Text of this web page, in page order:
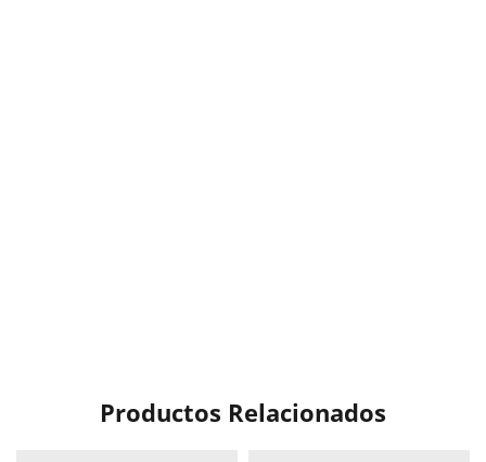
Productos Relacionados